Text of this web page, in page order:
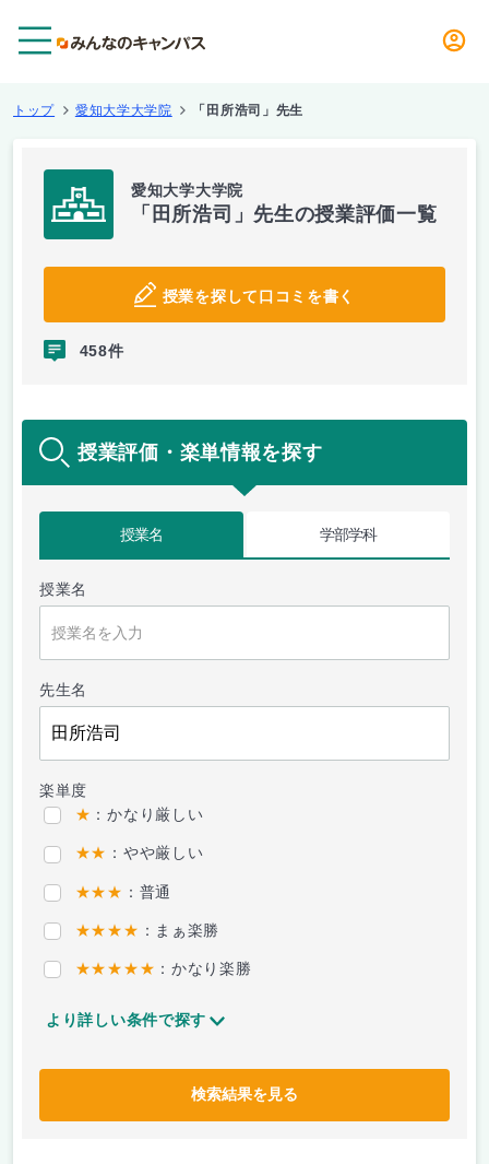
トップ 愛知大学大学院 「田所浩司」先生
愛知大学大学院
「田所浩司」先生の授業評価一覧
授業を探して口コミを書く
458件
授業評価・楽単情報を探す
授業名 学部学科
授業名
先生名
楽単度
★ ：かなり厳しい
★★ ：やや厳しい
★★★ ：普通
★★★★ ：まぁ楽勝
★★★★★ ：かなり楽勝
より詳しい条件で探す
検索結果を見る